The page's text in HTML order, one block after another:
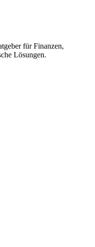
für Finanzen,
Lösungen.